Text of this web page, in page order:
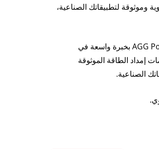
وموثوقة لتطبيقاتك الصناعية،
مع أكثر من 300 موزع حول العالم، يتمتع فريق AGG Power بخبرة واسعة في
إمداد الطاقة الموثوقة
الصناعية.